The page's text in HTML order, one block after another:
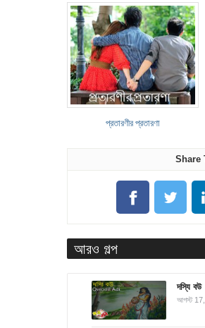
প্রতারণীর প্রতারণা
Share
আরও গল্প
দস্যি বউ
আগস্ট